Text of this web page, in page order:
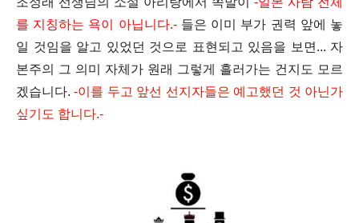
를 지칭하는 욕이 아닙니다.-들은 이미 부가 권력 앞에 놓
일 것임을 알고 있었던 것으로 표현되고 있음을 보면... 자
본주의 그 의미 자체가 원래 그렇게 흘러가는 건지 도 모르
겠습니다.-이를 두고 앞선 선지자들은 예고했던 것 아닌가
싶기도 합니다.-